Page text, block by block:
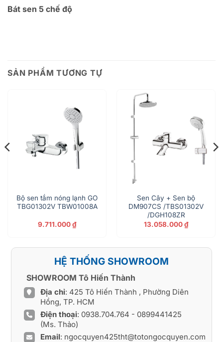
Bát sen 5 chế độ
SẢN PHẨM TƯƠNG TỰ
Bộ sen tắm nóng lạnh GO
TBG01302V TBW01008A
9.711.000₫
Sen Cây + Sen bộ
DM907CS /TBS01302V
/DGH108ZR
13.058.000₫
HỆ THỐNG SHOWROOM
SHOWROOM Tô Hiến Thành
Địa chỉ: 425 Tô Hiến Thành , Phường Diên
Hồng, TP. HCM
Điện thoại: 0938.704.764 - 0899441425
(Ms. Thảo)
Email: ngocquyen425tht@totongocquyen.com